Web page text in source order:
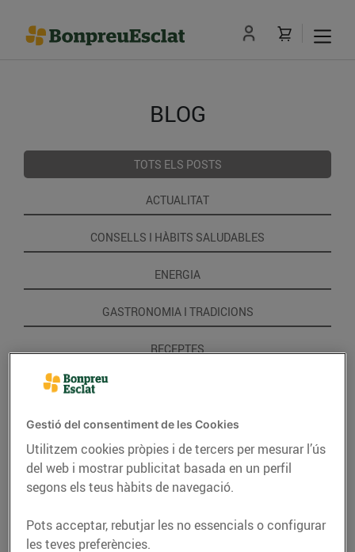
BLOG
TOTS ELS POSTS
ACTUALITAT
CONSELLS I HÀBITS SALUDABLES
ENERGIA
GASTRONOMIA I TRADICIONS
RECEPTES
Gestió del consentiment de les Cookies
Utilitzem cookies pròpies i de tercers per mesurar l’ús
del web i mostrar publicitat basada en un perfil
segons els teus hàbits de navegació.
Pots acceptar, rebutjar les no essencials o configurar
les teves preferències.